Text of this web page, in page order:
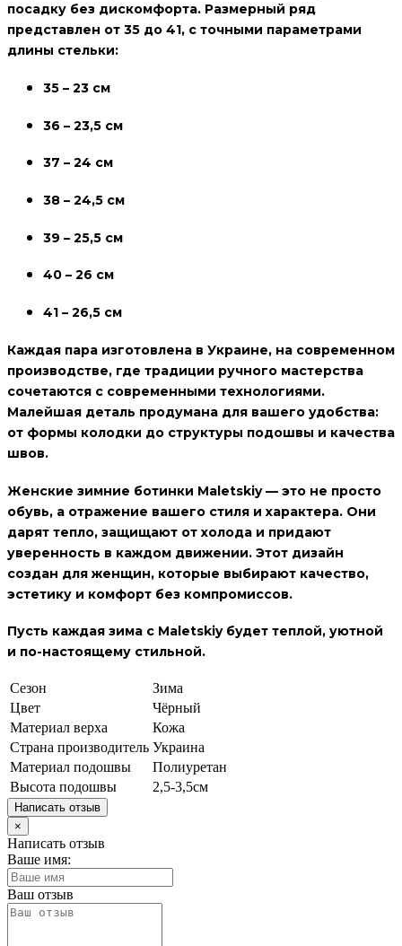
посадку без дискомфорта. Размерный ряд
представлен от 35 до 41, с точными параметрами
длины стельки:
35 – 23 см
36 – 23,5 см
37 – 24 см
38 – 24,5 см
39 – 25,5 см
40 – 26 см
41 – 26,5 см
Каждая пара изготовлена в Украине, на современном
производстве, где традиции ручного мастерства
сочетаются с современными технологиями.
Малейшая деталь продумана для вашего удобства:
от формы колодки до структуры подошвы и качества
швов.
Женские зимние ботинки Maletskiy— это не просто
обувь, а отражение вашего стиля и характера. Они
дарят тепло, защищают от холода и придают
уверенность в каждом движении. Этот дизайн
создан для женщин, которые выбирают качество,
эстетику и комфорт без компромиссов.
Пусть каждая зима с Maletskiy будет теплой, уютной
и по-настоящему стильной.
Сезон
Зима
Цвет
Чёрный
Материал верха
Кожа
Страна производитель Украина
Материал подошвы
Полиуретан
Высота подошвы
2,5-3,5см
Написать отзыв
×
Написать отзыв
Ваше имя:
Ваш отзыв